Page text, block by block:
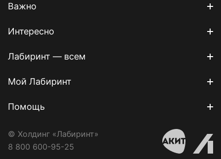
Важно
Интересно
Лабиринт — всем
Мой Лабиринт
Помощь
© Холдинг «Лабиринт»
8 800 600-95-25